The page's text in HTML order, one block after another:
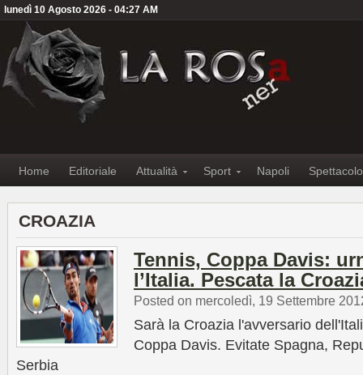
lunedì 10 Agosto 2026 - 04:27 AM
Home Editoriale Attualità Sport Napoli Spettacolo
CROAZIA
Tennis, Coppa Davis:
l’Italia. Pescata la
Posted on mercoledì, 19 Settembre
Sarà la Croazia l'avversario
Coppa Davis. Evitate Spagna,
Serbia